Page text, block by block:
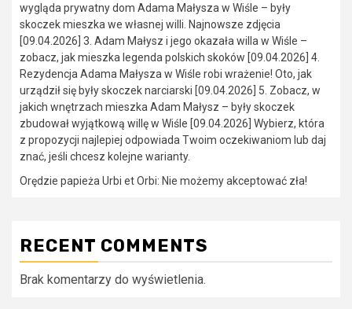
wygląda prywatny dom Adama Małysza w Wiśle – były
skoczek mieszka we własnej willi. Najnowsze zdjęcia
[09.04.2026] 3. Adam Małysz i jego okazała willa w Wiśle –
zobacz, jak mieszka legenda polskich skoków [09.04.2026] 4.
Rezydencja Adama Małysza w Wiśle robi wrażenie! Oto, jak
urządził się były skoczek narciarski [09.04.2026] 5. Zobacz, w
jakich wnętrzach mieszka Adam Małysz – były skoczek
zbudował wyjątkową willę w Wiśle [09.04.2026] Wybierz, która
z propozycji najlepiej odpowiada Twoim oczekiwaniom lub daj
znać, jeśli chcesz kolejne warianty.
Orędzie papieża Urbi et Orbi: Nie możemy akceptować zła!
RECENT COMMENTS
Brak komentarzy do wyświetlenia.